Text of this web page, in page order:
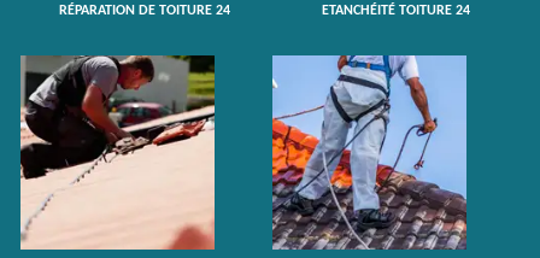
RÉPARATION DE TOITURE 24 ETANCHÉITÉ TOITURE 24